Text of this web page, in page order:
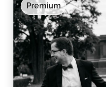
Premium